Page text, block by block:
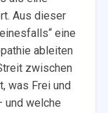
Aus dieser
eine
ableiten
zwischen
was Frei und
und welche